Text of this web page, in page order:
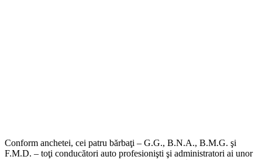
Conform anchetei, cei patru bărbaţi – G.G., B.N.A., B.M.G. şi
F.M.D. – toţi conducători auto profesionişti şi administratori ai unor